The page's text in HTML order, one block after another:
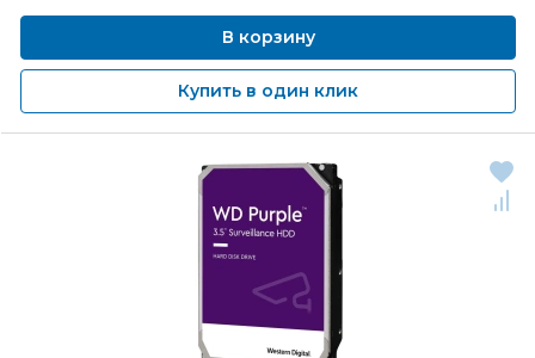
В корзину
Купить в один клик